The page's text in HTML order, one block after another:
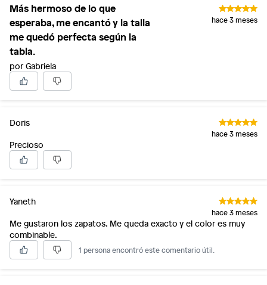
Más hermoso de lo que
esperaba, me encantó y la talla
me quedó perfecta según la
tabla.
por Gabriela
hace 3 meses
Doris
hace 3 meses
Precioso
Yaneth
hace 3 meses
Me gustaron los zapatos. Me queda exacto y el color es muy
combinable.
1 persona encontró este comentario útil.